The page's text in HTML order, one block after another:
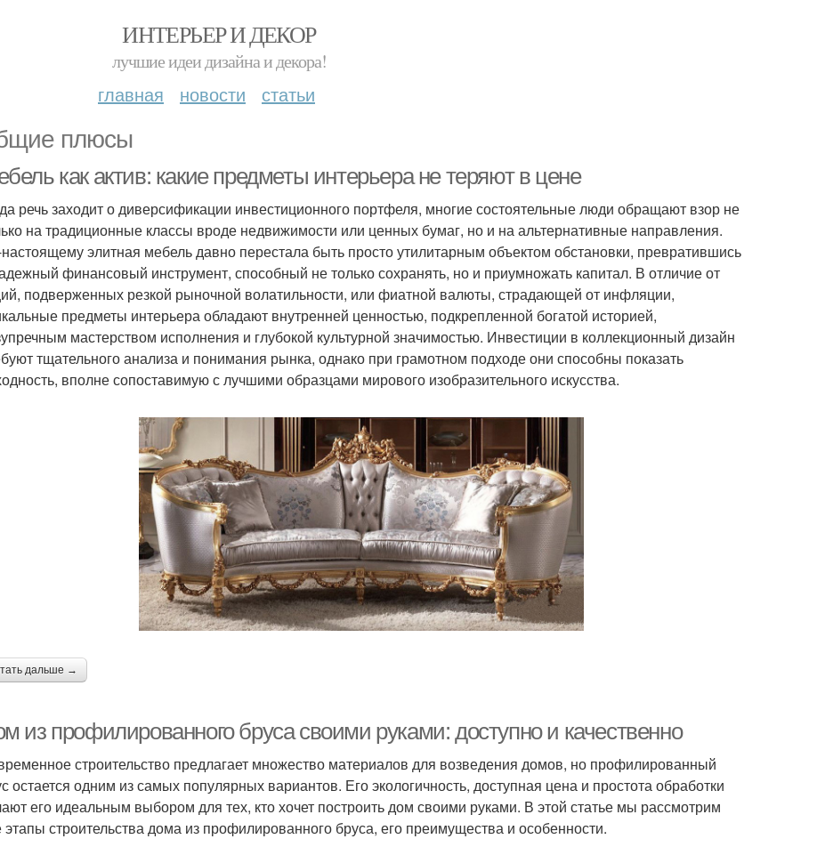
ИНТЕРЬЕР И ДЕКОР
лучшие идеи дизайна и декора!
главная новости статьи
плюсы
как актив: какие предметы интерьера не теряют в цене
речь заходит о диверсификации инвестиционного портфеля, многие состоятельные люди обращают взор не
на традиционные классы вроде недвижимости или ценных бумаг, но и на альтернативные направления.
элитная мебель давно перестала быть просто утилитарным объектом обстановки, превратившись
финансовый инструмент, способный не только сохранять, но и приумножать капитал. В отличие от
подверженных резкой рыночной волатильности, или фиатной валюты, страдающей от инфляции,
предметы интерьера обладают внутренней ценностью, подкрепленной богатой историей,
мастерством исполнения и глубокой культурной значимостью. Инвестиции в коллекционный дизайн
тщательного анализа и понимания рынка, однако при грамотном подходе они способны показать
вполне сопоставимую с лучшими образцами мирового изобразительного искусства.
дальше →
из профилированного бруса своими руками: доступно и качественно
строительство предлагает множество материалов для возведения домов, но профилированный
остается одним из самых популярных вариантов. Его экологичность, доступная цена и простота обработки
его идеальным выбором для тех, кто хочет построить дом своими руками. В этой статье мы рассмотрим
этапы строительства дома из профилированного бруса, его преимущества и особенности.